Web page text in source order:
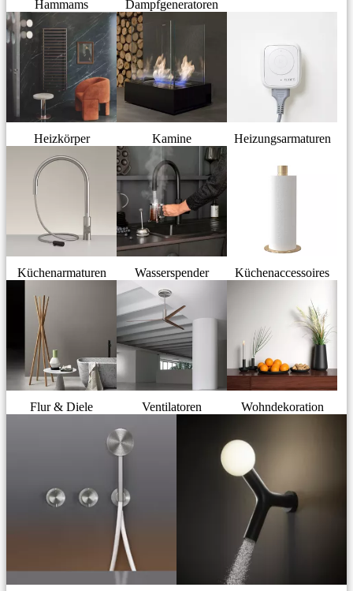
Hammams Dampfgeneratoren
Heizkörper Kamine Heizungsarmaturen
Küchenarmaturen Wasserspender Küchenaccessoires
Flur & Diele Ventilatoren Wohndekoration